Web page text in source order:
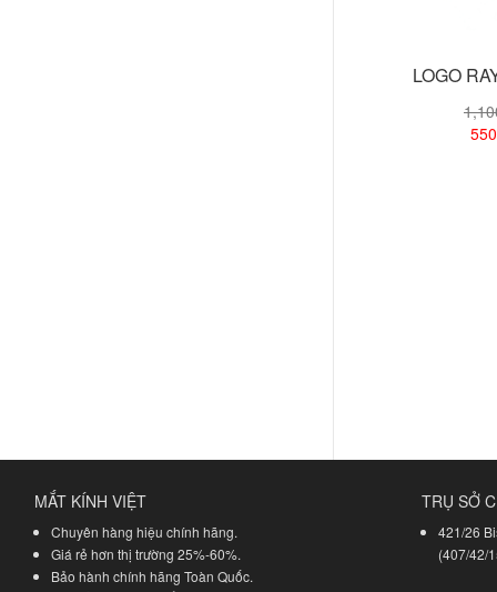
LOGO
MẮT KÍNH VIỆT
Chuyên hàng hiệu chính hãng.
Giá rẻ hơn thị trường 25%-60%.
Bảo hành chính hãng Toàn Quốc.
TRỤ SỞ
421/26
(407/42/